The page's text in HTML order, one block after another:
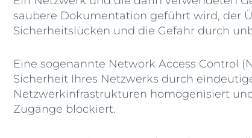
saubere Dokumentation geführt wird, der
Sicherheitslücken und die Gefahr durch
Eine sogenannte Network Access Control
Sicherheit Ihres Netzwerks durch
Netzwerkinfrastrukturen homogenisiert
Zugänge blockiert.